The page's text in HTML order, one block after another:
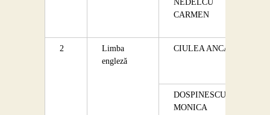
NEDELCU
CARMEN
2
Limba
engleză
CIULEA ANCA
DOSPINESCU
MONICA